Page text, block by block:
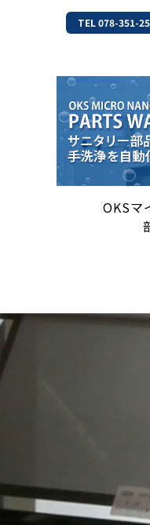
TEL 078-351-
OKSマ